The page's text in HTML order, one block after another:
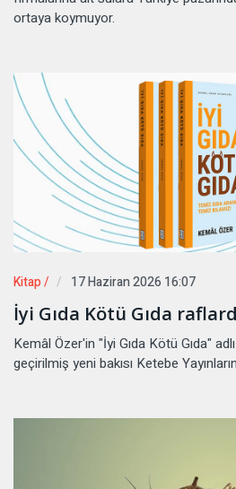
ortaya koymuyor.
Kitap / 17 Haziran 2026 16:07
İyi Gıda Kötü Gıda
Kemâl Özer'in "İyi Gıda Kötü Gıda"
geçirilmiş yeni bakısı Ketebe